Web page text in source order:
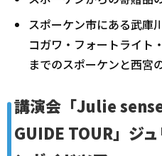
スポーケン市にある武庫
コガワ・フォートライト
までのスポーケンと西宮
講演会「Julie
GUIDE TOUR」ジ